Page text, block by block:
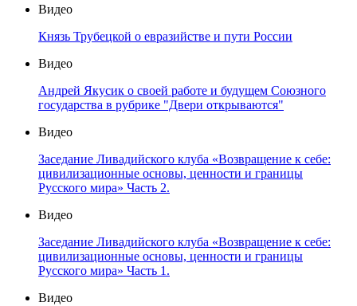
Видео
Князь Трубецкой о евразийстве и пути России
Видео
Андрей Якусик о своей работе и будущем Союзного
государства в рубрике "Двери открываются"
Видео
Заседание Ливадийского клуба «Возвращение к себе:
цивилизационные основы, ценности и границы
Русского мира» Часть 2.
Видео
Заседание Ливадийского клуба «Возвращение к себе:
цивилизационные основы, ценности и границы
Русского мира» Часть 1.
Видео